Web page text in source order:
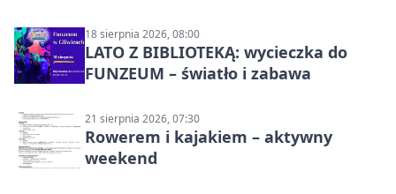
18 sierpnia 2026, 08:00
LATO Z BIBLIOTEKĄ: wycieczka do
FUNZEUM – światło i zabawa
21 sierpnia 2026, 07:30
Rowerem i kajakiem – aktywny
weekend